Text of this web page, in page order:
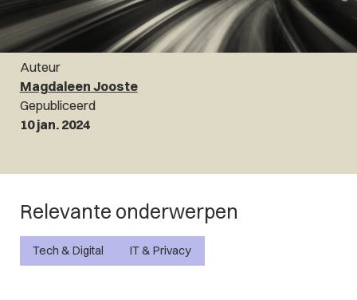
Auteur
Magdaleen Jooste
Gepubliceerd
10 jan. 2024
Relevante onderwerpen
Tech & Digital IT & Privacy